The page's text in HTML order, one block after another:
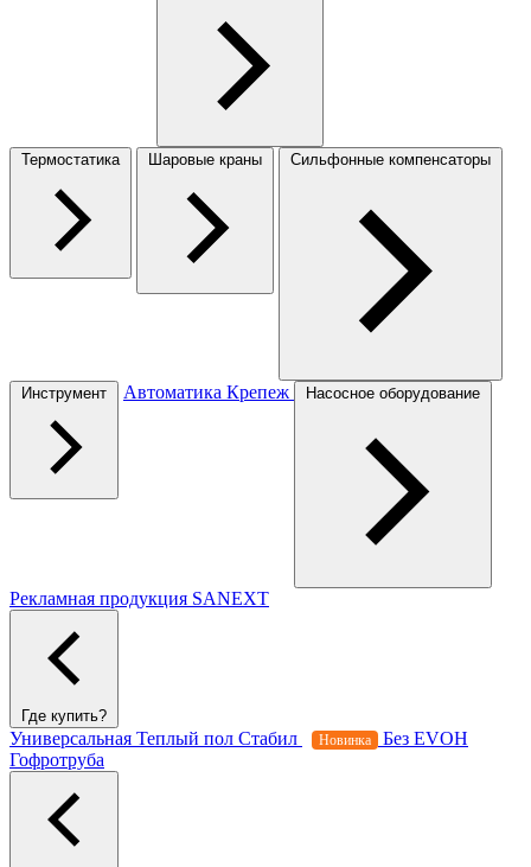
Термостатика Шаровые краны Сильфонные компенсаторы
Инструмент Автоматика Крепеж Насосное оборудование
Рекламная продукция SANEXT
Где купить?
Универсальная Теплый пол Стабил Новинка
Без EVOH
Гофротруба